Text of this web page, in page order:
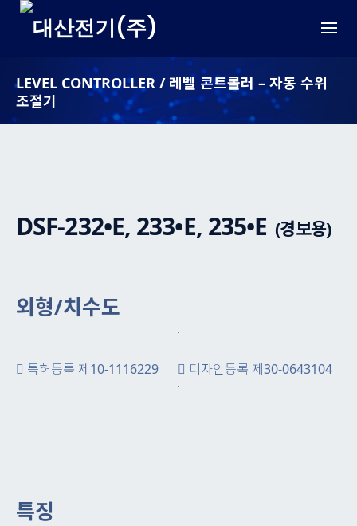
Skip
LEVEL CONTROLLER / 레벨 콘트롤러 – 자동 수위
조절기
DSF-232•E, 233•E, 235•E (경보용)
외형/치수도
특허등록 제10-1116229 디자인등록 제30-0643104
특징